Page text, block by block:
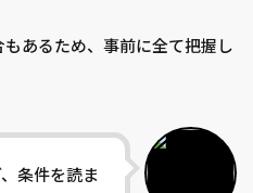
あるため、事前に全て把握し
条件を読ま